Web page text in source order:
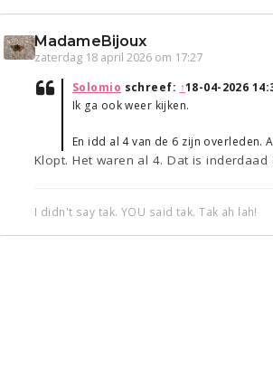
MadameBijoux
zaterdag 18 april 2026 om 17:27
Solomio schreef: ↑18-04-2026
Ik ga ook weer kijken.
En idd al 4 van de 6 zijn overleden.
Klopt. Het waren al 4. Dat is inderdaad
I didn't say tak. YOU said tak. Tak ah lah!